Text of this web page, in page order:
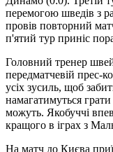
перемогою шведів з
провів повторний
п'ятий тур приніс
Головний тренер
передматчевій прес-
усіх зусиль, щоб
намагатимуться
можуть. Якобуччі
кращого в іграх з
На матч до Києва